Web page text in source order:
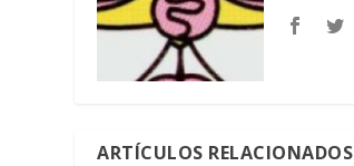
ARTÍCULOS RELACIONADOS